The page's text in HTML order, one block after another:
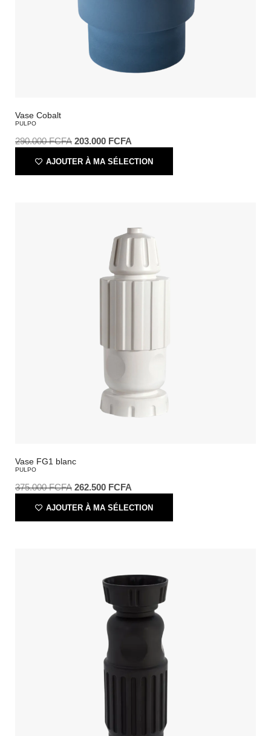
Vase Cobalt
PULPO
290.000FCFA 203.000 FCFA
AJOUTER À MA SÉLECTION
Vase FG1 blanc
PULPO
375.000FCFA 262.500 FCFA
AJOUTER À MA SÉLECTION